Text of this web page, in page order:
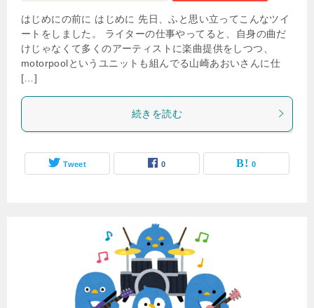
はじめにの前に はじめに 先日、ふと思い立ってこんなツイ
ートをしました。 ライターの仕事やってると、自身の曲だ
けじゃなくて多くのアーティストに楽曲提供をしつつ、
motorpoolというユニットも組んでる山崎あおいさんに仕
[…]
続きを読む
Tweet 0 0